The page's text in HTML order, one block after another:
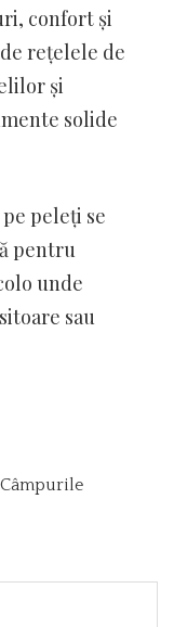
confort și
rețelele de
și
solide
peleți se
pentru
unde
sau
Câmpurile